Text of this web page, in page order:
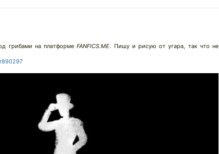
грибами на платформеFANFICS.ME. Пишу и рисую от угара, так что не